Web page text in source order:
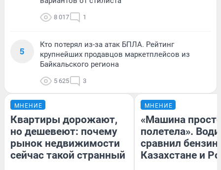
8 017 1
5
Кто потерял из-за атак БПЛА. Рейтинг
крупнейших продавцов маркетплейсов из
Байкальского региона
5 625 3
МНЕНИЕ
Квартиры дорожают,
но дешевеют: почему
рынок недвижимости
сейчас такой странный
МНЕНИЕ
«Машина
полетела».
сравнил бензин
Казахстане и